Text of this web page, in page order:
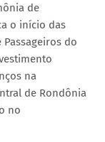
de
o início das
do
na
de Rondônia
no